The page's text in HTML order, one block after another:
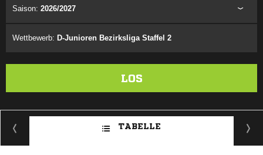
Saison: 2026/2027
Wettbewerb: D-Junioren Bezirksliga Staffel 2
LOS
TABELLE